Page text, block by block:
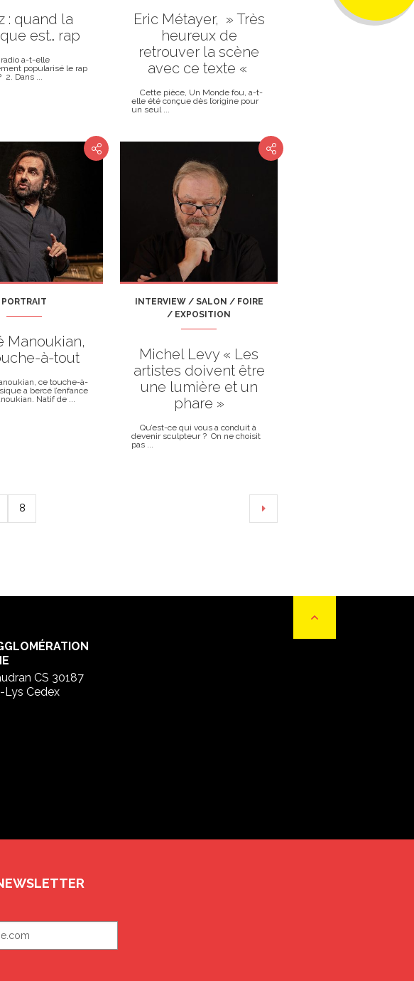
: quand la
est… rap
a-t-elle
popularisé le rap
2. Dans ...
Eric Métayer, » Très
heureux de
retrouver la scène
avec ce texte «
Cette pièce, Un Monde fou, a-t-
elle été conçue dès l’origine pour
un seul ...
PORTRAIT
Manoukian,
à-tout
ce touche-à-
a bercé l’enfance
Natif de ...
INTERVIEW / SALON / FOIRE
/ EXPOSITION
Michel Levy « Les
artistes doivent être
une lumière et un
phare »
Qu’est-ce qui vous a conduit à
devenir sculpteur ? On ne choisit
pas ...
8
CS 30187
Lys Cedex